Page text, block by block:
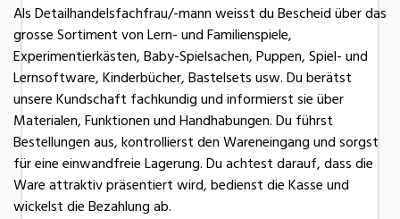
Als Detailhandelsfachfrau/-mann weisst du Bescheid über das
grosse Sortiment von Lern- und Familienspiele,
Experimentierkästen, Baby-Spielsachen, Puppen, Spiel- und
Lernsoftware, Kinderbücher, Bastelsets usw. Du berätst
unsere Kundschaft fachkundig und informierst sie über
Materialen, Funktionen und Handhabungen. Du führst
Bestellungen aus, kontrollierst den Wareneingang und sorgst
für eine einwandfreie Lagerung. Du achtest darauf, dass die
Ware attraktiv präsentiert wird, bedienst die Kasse und
wickelst die Bezahlung ab.